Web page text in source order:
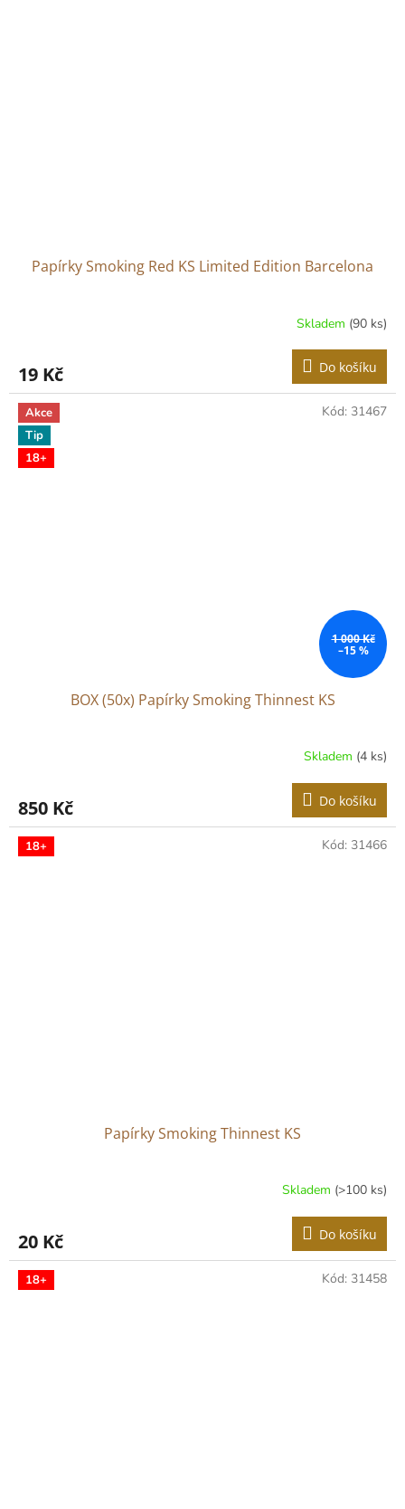
Papírky Smoking Red KS Limited Edition Barcelona
Skladem (90 ks)
19 Kč Do košíku
Akce
Tip
18+
1 000 Kč
–15 %
BOX (50x) Papírky Smoking Thinnest KS
Skladem (4 ks)
850 Kč Do košíku
Kód: 31467
18+
Papírky Smoking Thinnest KS
Skladem (>100 ks)
20 Kč Do košíku
Kód: 31466
18+ Kód: 31458